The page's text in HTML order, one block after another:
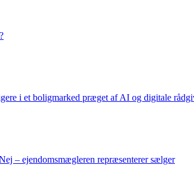
i et boligmarked præget af AI og digitale
– ejendomsmægleren repræsenterer sælger